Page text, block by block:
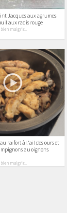
Jacques aux agrumes
aux radis rouge
maigrir...
raifort à l'ail des ours et
au oignons
maigrir...